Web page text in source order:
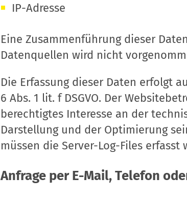
IP-Adresse
Eine Zusammenführung dieser
Datenquellen wird nicht
Die Erfassung dieser Daten erfolgt
6 Abs. 1 lit. f DSGVO. Der
berechtigtes Interesse an der
Darstellung und der Optimierung
müssen die Server-Log-Files erfasst
Anfrage per E-Mail, Telefon